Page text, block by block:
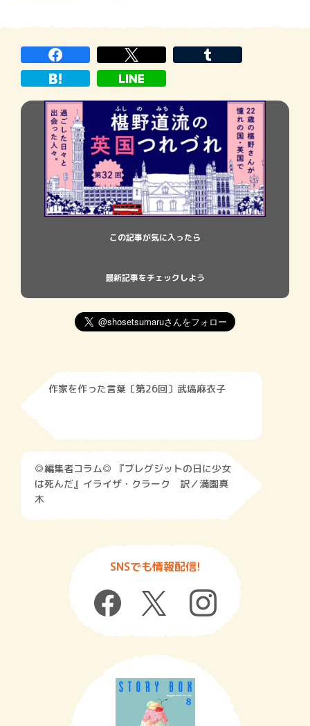
の後のお茶会は、退屈極まりない、年寄り
臭い行事だったようで、彼らは食事の後、
すぐにどこか
この記事が気に入ったら
最新記事をチェックしよう
作家を作った言葉〔第26回〕武塙麻衣子
◎編集者コラム◎ 『ブレグジットの日に少女
は死んだ』イライザ・クラーク 訳／満園真
木
SNSでも情報配信!